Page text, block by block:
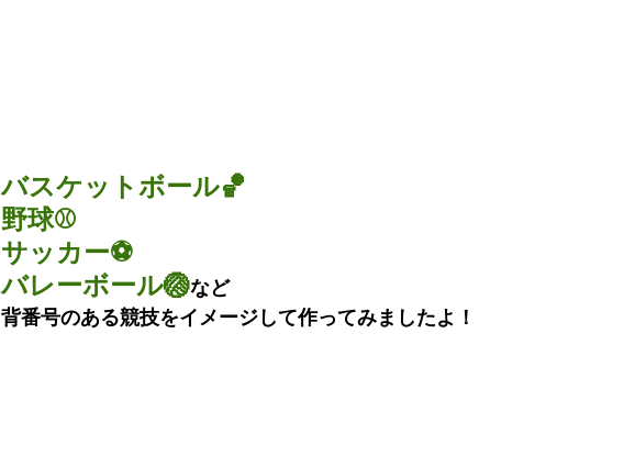
バスケットボール🏀
野球⚾
サッカー⚽
バレーボール🏐など
背番号のある競技をイメージして作ってみましたよ！